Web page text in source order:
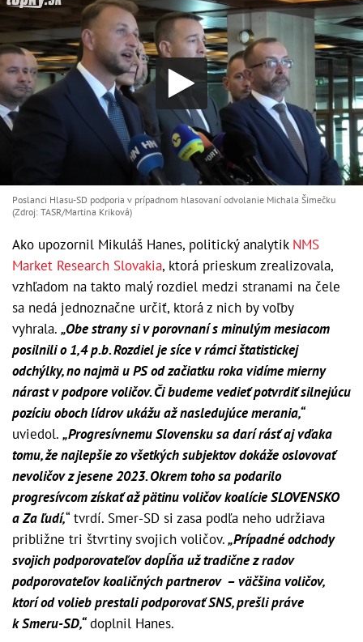
Poslanci Hlasu-SD podporia v prípadnom hlasovaní odvolanie Michala Šimečku
(Zdroj: TASR/Martina Kriková)
Ako upozornil Mikuláš Hanes, politický analytik NMS
Market Research Slovakia, ktorá prieskum zrealizovala,
vzhľadom na takto malý rozdiel medzi stranami na čele
sa nedá jednoznačne určiť, ktorá z nich by voľby
vyhrala. „Obe strany si v porovnaní s minulým mesiacom
posilnili o 1,4 p.b. Rozdiel je síce v rámci štatistickej
odchýlky, no najmä u PS od začiatku roka vidíme mierny
nárast v podpore voličov. Či budeme vedieť potvrdiť silnejúcu
pozíciu oboch lídrov ukážu až nasledujúce merania,“
uviedol. „Progresívnemu Slovensku sa darí rásť aj vďaka
tomu, že najlepšie zo všetkých subjektov dokáže oslovovať
nevoličov z jesene 2023. Okrem toho sa podarilo
progresívcom získať až pätinu voličov koalície SLOVENSKO
a Za ľudí,“ tvrdí. Smer-SD si zasa podľa neho udržiava
približne tri štvrtiny svojich voličov.„Prípadné odchody
svojich podporovateľov dopĺňa už tradične z radov
podporovateľov koaličných partnerov – väčšina voličov,
ktorí od volieb prestali podporovať SNS, prešli práve
k Smeru-SD,“doplnil Hanes.